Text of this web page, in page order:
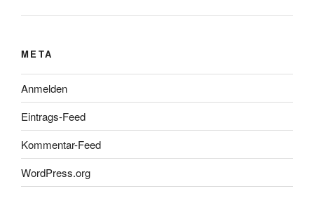
META
Anmelden
Eintrags-Feed
Kommentar-Feed
WordPress.org